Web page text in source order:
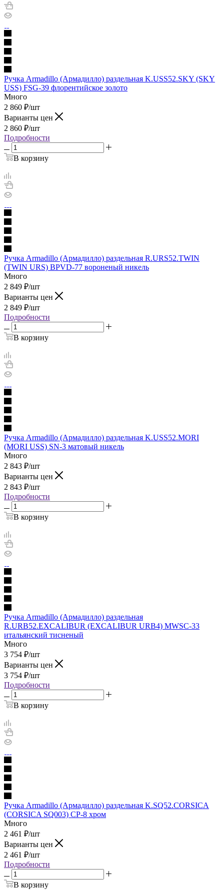
Ручка Armadillo (Армадилло) раздельная K.USS52.SKY (SKY
USS) FSG-39 флорентийское золото
Много
2 860 ₽/шт
Варианты цен
2 860 ₽/шт
Подробности
В корзину
Ручка Armadillo (Армадилло) раздельная R.URS52.TWIN
(TWIN URS) BPVD-77 вороненый никель
Много
2 849 ₽/шт
Варианты цен
2 849 ₽/шт
Подробности
В корзину
Ручка Armadillo (Армадилло) раздельная K.USS52.MORI
(MORI USS) SN-3 матовый никель
Много
2 843 ₽/шт
Варианты цен
2 843 ₽/шт
Подробности
В корзину
Ручка Armadillo (Армадилло) раздельная
R.URB52.EXCALIBUR (EXCALIBUR URB4) MWSC-33
итальянский тисненый
Много
3 754 ₽/шт
Варианты цен
3 754 ₽/шт
Подробности
В корзину
Ручка Armadillo (Армадилло) раздельная K.SQ52.CORSICA
(CORSICA SQ003) CP-8 хром
Много
2 461 ₽/шт
Варианты цен
2 461 ₽/шт
Подробности
В корзину